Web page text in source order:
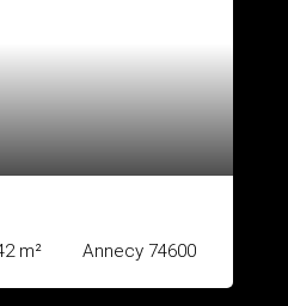
Duplex de charme Annecy
2pièces 43.6